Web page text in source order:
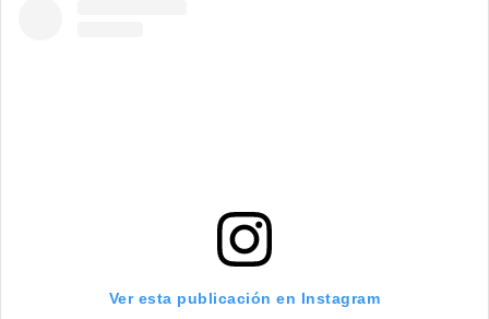
Ver esta publicación en Instagram